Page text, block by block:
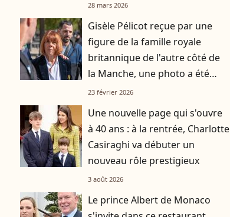
28 mars 2026
Gisèle Pélicot reçue par une
figure de la famille royale
britannique de l'autre côté de
la Manche, une photo a été
partagée
23 février 2026
Une nouvelle page qui s'ouvre
à 40 ans : à la rentrée, Charlotte
Casiraghi va débuter un
nouveau rôle prestigieux
3 août 2026
Le prince Albert de Monaco